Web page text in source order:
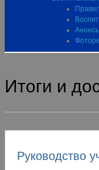
Итоги и
Руководство